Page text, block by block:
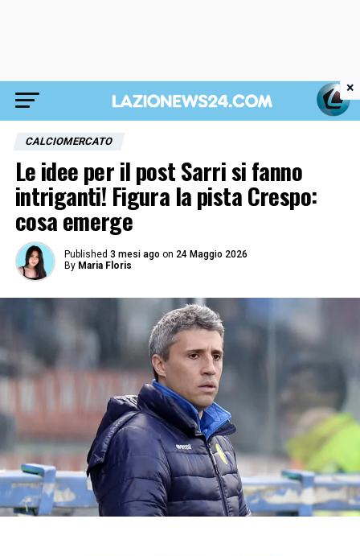
CALCIOMERCATO
Le idee per il post Sarri si fanno
intriganti! Figura la pista Crespo:
cosa emerge
Published 3 mesi ago on 24 Maggio 2026
By Maria Floris
×